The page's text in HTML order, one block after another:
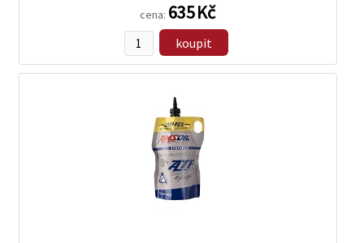
cena: 635 Kč
koupit
zobrazit